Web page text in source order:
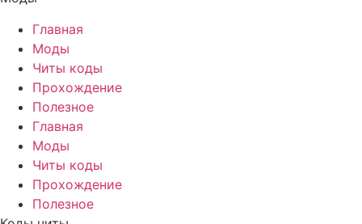
Главная
Моды
Читы коды
Прохождение
Полезное
Главная
Моды
Читы коды
Прохождение
Полезное